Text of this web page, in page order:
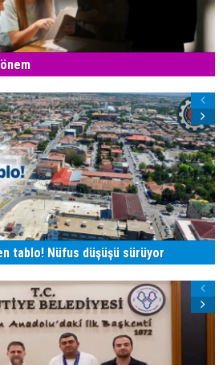
tablo! Nüfus düşüşü sürüyor